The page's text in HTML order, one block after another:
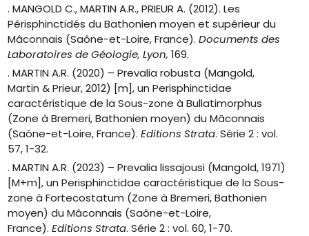
. MANGOLD C., MARTIN A.R., PRIEUR A. (2012). Les
Périsphinctidés du Bathonien moyen et supérieur du
Mâconnais (Saône-et-Loire, France).Documents des
Laboratoires de Géologie, Lyon, 169.
. MARTIN A.R. (2020) – Prevalia robusta (Mangold,
Martin & Prieur, 2012) [m], un Perisphinctidae
caractéristique de la Sous-zone à Bullatimorphus
(Zone à Bremeri, Bathonien moyen) du Mâconnais
(Saône-et-Loire, France).Editions Strata. Série 2 : vol.
57, 1-32.
. MARTIN A.R. (2023) – Prevalia lissajousi (Mangold, 1971)
[M+m], un Perisphinctidae caractéristique de la Sous-
zone à Fortecostatum (Zone à Bremeri, Bathonien
moyen) du Mâconnais (Saône-et-Loire,
France).Editions Strata. Série 2 : vol. 60, 1-70.